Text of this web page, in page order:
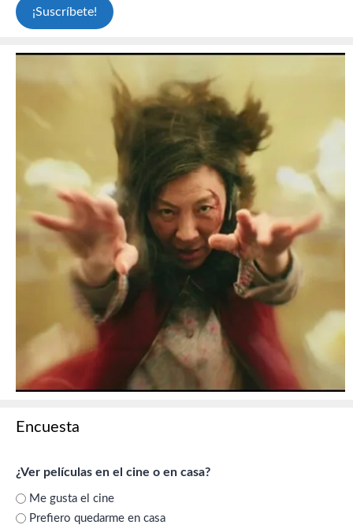
Encuesta
¿Ver películas en el cine o en casa?
Me gusta el cine
Prefiero quedarme en casa